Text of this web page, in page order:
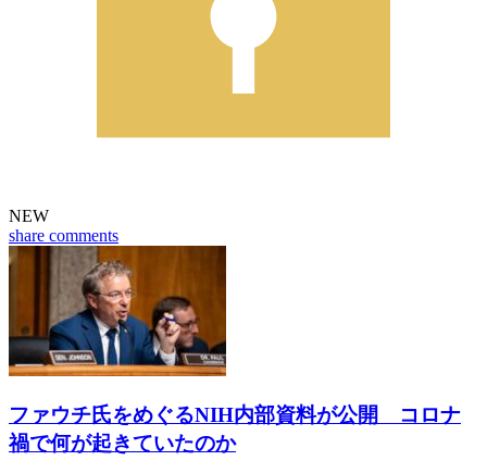
NEW
share comments
ファウチ氏をめぐるNIH内部資料が公開 コロナ
禍で何が起きていたのか